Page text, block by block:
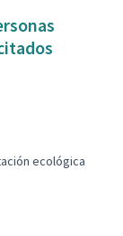
ecológica